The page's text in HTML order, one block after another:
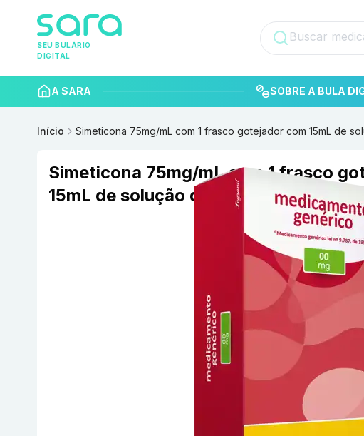
SEU BULÁRIO
DIGITAL
A SARA SOBRE A BULA
Início Simeticona 75mg/mL com 1 frasco gotejador com 15mL de
Simeticona 75mg/mL com 1 frasco
15mL de solução de uso oral Legrand